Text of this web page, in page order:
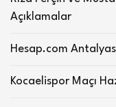
Açıklamalar
Hesap.com
Kocaelispor Maçı